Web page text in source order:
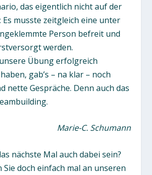
das eigentlich nicht auf der
Es musste zeitgleich eine unter
Person befreit und
werden.
Übung erfolgreich
gab’s – na klar – noch
nette Gespräche. Denn auch das
Marie-C. Schumann
nächste Mal auch dabei sein?
Sie doch einfach mal an unseren